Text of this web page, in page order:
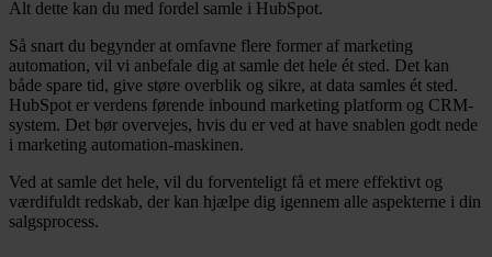
Alt dette kan du med fordel samle i HubSpot.
Så snart du begynder at omfavne flere former af marketing
automation, vil vi anbefale dig at samle det hele ét sted. Det kan
både spare tid, give støre overblik og sikre, at data samles ét sted.
HubSpot er verdens førende inbound marketing platform og CRM-
system. Det bør overvejes, hvis du er ved at have snablen godt nede
i marketing automation-maskinen.
Ved at samle det hele, vil du forventeligt få et mere effektivt og
værdifuldt redskab, der kan hjælpe dig igennem alle aspekterne i din
salgsprocess.